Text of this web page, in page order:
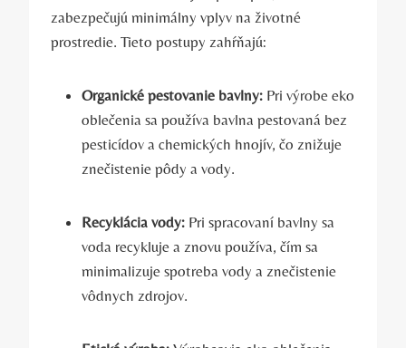
zabezpečujú minimálny vplyv na životné
prostredie. Tieto postupy zahŕňajú:
Organické pestovanie bavlny: Pri výrobe eko
oblečenia sa používa bavlna pestovaná bez
pesticídov a chemických hnojív, čo znižuje
znečistenie pôdy a vody.
Recyklácia vody: Pri spracovaní bavlny sa
voda recykluje a znovu používa, čím sa
minimalizuje spotreba vody a znečistenie
vôdnych zdrojov.